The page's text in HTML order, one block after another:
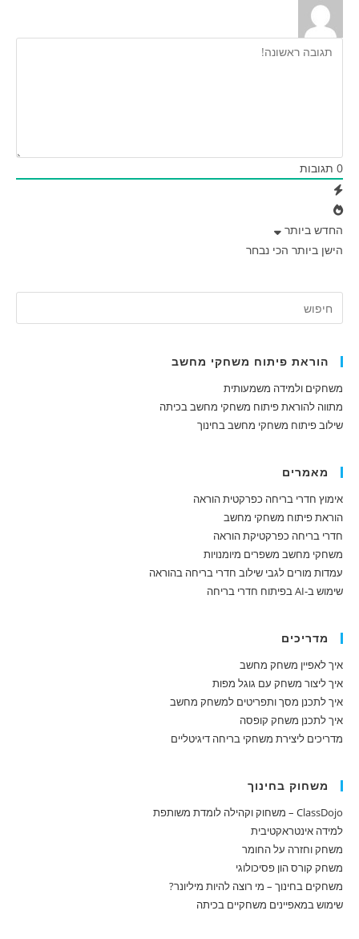
0 תגובות
החדש ביותר
הישן ביותר הכי נבחר
הוראת פיתוח משחקי מחשב
משחקים ולמידה משמעותית
מתווה להוראת פיתוח משחקי מחשב בכיתה
שילוב פיתוח משחקי מחשב בחינוך
מאמרים
אימוץ חדרי בריחה כפרקטית הוראה
הוראת פיתוח משחקי מחשב
חדרי בריחה כפרקטיקת הוראה
משחקי מחשב משפרים מיומנויות
עמדות מורים לגבי שילוב חדרי בריחה בהוראה
שימוש ב-AI בפיתוח חדרי בריחה
מדריכים
איך לאפיין משחק מחשב
איך ליצור משחק עם גוגל מפות
איך לתכנן מסך ותפריטים למשחק מחשב
איך לתכנן משחק קופסה
מדריכים ליצירת משחקי בריחה דיגיטליים
משחוק בחינוך
ClassDojo – משחוק וקהילה לומדת משותפת
למידה אינטראקטיבית
משחק וחזרה על החומר
משחק קורס הון פסיכולוגי
משחקים בחינוך – מי רוצה להיות מיליונר?
שימוש במאפיינים משחקיים בכיתה